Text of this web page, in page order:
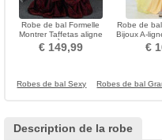
Robe de bal Formelle
Montrer Taffetas aligne
Basque À la masse
€ 149,99
Robe de
Bijoux A-
€
Robes de bal Sexy Robes de bal
Description de la robe